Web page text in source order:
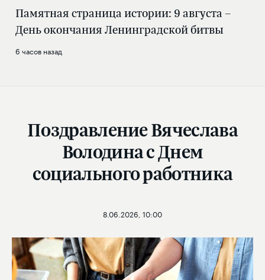
Памятная страница истории: 9 августа –
День окончания Ленинградской битвы
6 часов назад
Поздравление Вячеслава
Володина с Днем
социального работника
8.06.2026, 10:00